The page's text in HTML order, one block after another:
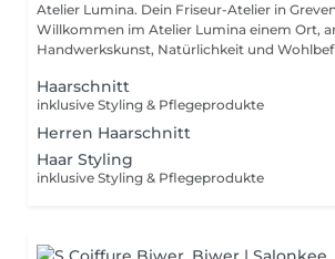
Atelier Lumina. Dein Friseur-Atelier in
Willkommen im Atelier Lumina einem Ort, an dem
Handwerkskunst, Natürlichkeit und
Haarschnitt
inklusive Styling & Pflegeprodukte
Herren Haarschnitt
Haar Styling
inklusive Styling & Pflegeprodukte